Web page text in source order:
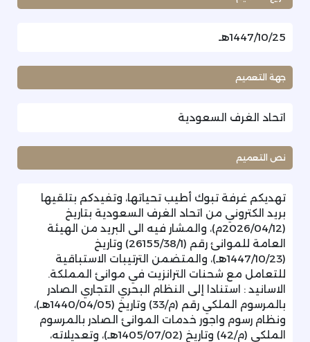
1447/10/25هـ
جهة التعميم
اتحاد الغرف السعودية
نص التعميم
تهديكم غرفة تبوك أطيب تحياتها، وتفيدكم بتلقيها
بريد الكتروني من اتحاد الغرف السعودية بتاريخ
(2026/04/12م)، والمشار فيه الى البريد من الهيئة
العامة للموانئ رقم (26155/38/1) وتاريخ
(1447/10/23هـ)، والمتضمن الترتيبات الاستباقية
للتعامل مع شحنات الترانزيت في موانئ المملكة.
الاسانيد : استنادا إلى النظام البحري التجاري الصادر
بالمرسوم الملكي رقم (م/33) وتاريخ (1440/04/05هـ)،
ونظام رسوم واجور خدمات الموانئ الصادر بالمرسوم
الملكي (م/42) وتاريخ (1405/07/02هـ)، وتعديلاته،